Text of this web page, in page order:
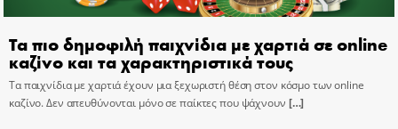
Τα πιο δημοφιλή παιχνίδια με χαρτιά σε online
καζίνο και τα χαρακτηριστικά τους
Τα παιχνίδια με χαρτιά έχουν μια ξεχωριστή θέση στον κόσμο των online
καζίνο. Δεν απευθύνονται μόνο σε παίκτες που ψάχνουν […]